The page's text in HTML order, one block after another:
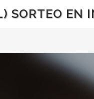
SORTEO EN